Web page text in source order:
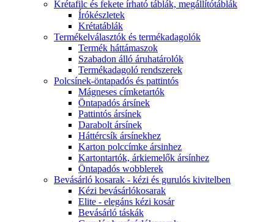
Krétafilc és fekete írható táblák, megállítótáblák
Írókészletek
Krétatáblák
Termékelválasztók és termékadagolók
Termék háttámaszok
Szabadon álló áruhatárolók
Termékadagoló rendszerek
Polcsínek-öntapadós és pattintós
Mágneses címketartók
Öntapadós ársínek
Pattintós ársínek
Darabolt ársínek
Háttércsík ársínekhez
Karton polccímke ársinhez
Kartontartók, árkiemelők ársínhez
Öntapadós wobblerek
Bevásárló kosarak - kézi és gurulós kivitelben
Kézi bevásárlókosarak
Elite - elegáns kézi kosár
Bevásárló táskák